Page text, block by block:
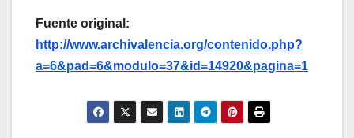
Fuente original:
http://www.archivalencia.org/contenido.php?
a=6&pad=6&modulo=37&id=14920&pagina=1